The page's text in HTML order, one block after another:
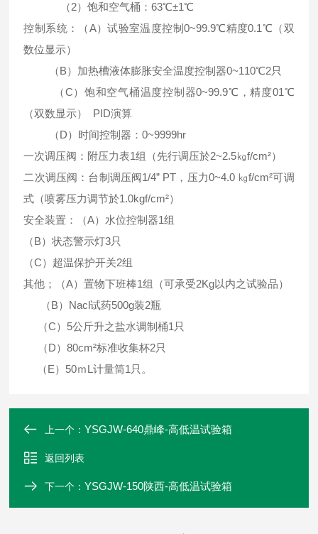
（2）饱和空气桶：63℃±1℃
控制系统：（A）试验室温度控制0~99.9℃精度0.1℃（双
数位显示）
（B）加热槽液体膨胀安全温度控制器0~110℃2只
（C）饱和空气桶温度控制器0~99.9℃，精度01℃
（双数显示） PID演算
（D）时间控制器：0~9999hr
一次调压阀：附压力表1组（先行调压於2~2.5㎏f/cm²）
二次调压阀：台制调压阀1/4” PT，压力0~4.0 ㎏f/cm²可调
式（喷雾压力调节於1.0kgf/cm²）
安全装置：（A）水位控制器1组
（B）状态警示灯3只
（C）超温保护开关2组
其他；（A）置物下班棒1组（可承受2Kg以内之试验品）
（B）Nacl试药500g装2瓶
（C）5公斤升之盐水调制桶1只
（D）80cm²标准收集杯2只
（E）50ｍL计量筒1只。
上一个：YSGJW-640鼎峰-高低温试验箱
返回列表
下一个：YSGJW-150陕西-高低温试验箱